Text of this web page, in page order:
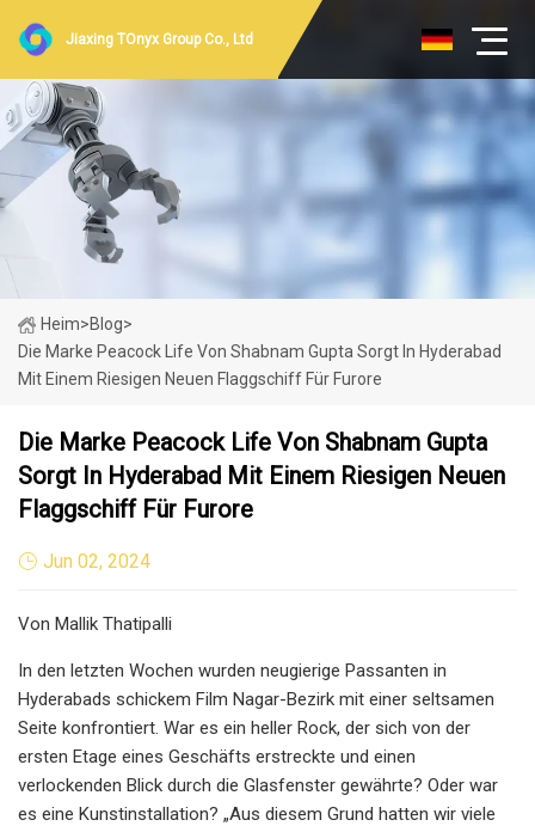
Jiaxing TOnyx Group Co., Ltd
Heim>Blog>
Die Marke Peacock Life Von Shabnam Gupta Sorgt In Hyderabad
Mit Einem Riesigen Neuen Flaggschiff Für Furore
Die Marke Peacock Life Von Shabnam Gupta
Sorgt In Hyderabad Mit Einem Riesigen Neuen
Flaggschiff Für Furore
Jun 02, 2024
Von Mallik Thatipalli
In den letzten Wochen wurden neugierige Passanten in
Hyderabads schickem Film Nagar-Bezirk mit einer seltsamen
Seite konfrontiert. War es ein heller Rock, der sich von der
ersten Etage eines Geschäfts erstreckte und einen
verlockenden Blick durch die Glasfenster gewährte? Oder war
es eine Kunstinstallation? „Aus diesem Grund hatten wir viele